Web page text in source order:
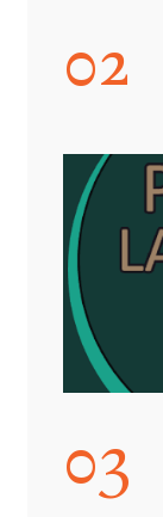
02
03